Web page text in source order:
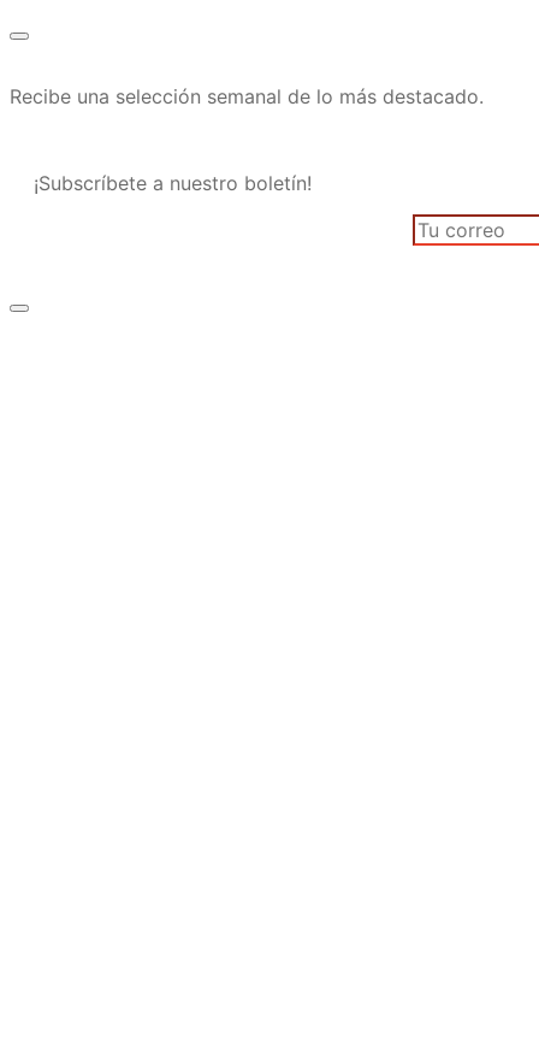
Recibe una selección semanal de lo más destacado.
¡Subscríbete a nuestro boletín!